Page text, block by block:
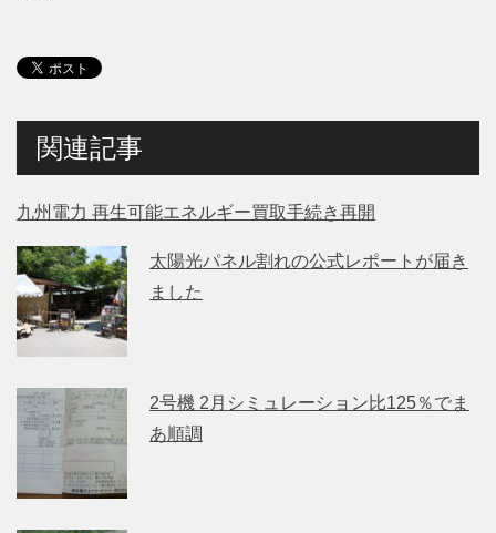
関連記事
九州電力 再生可能エネルギー買取手続き再開
太陽光パネル割れの公式レポートが届き
ました
2号機 2月シミュレーション比125％でま
あ順調